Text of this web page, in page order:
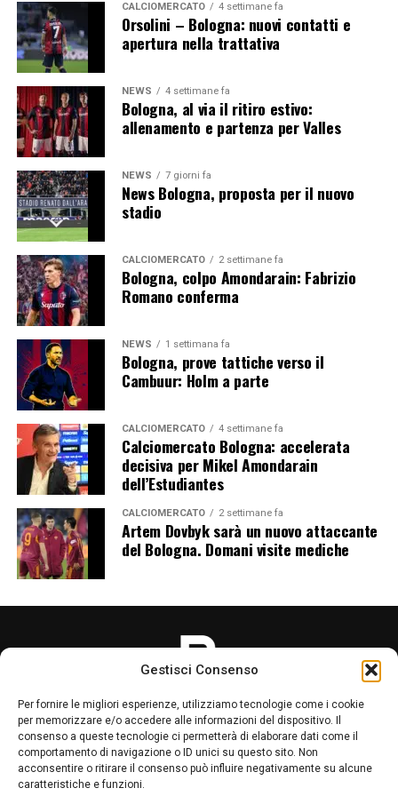
Gestisci Consenso
Per fornire le migliori esperienze, utilizziamo tecnologie come i cookie
per memorizzare e/o accedere alle informazioni del dispositivo. Il
consenso a queste tecnologie ci permetterà di elaborare dati come il
comportamento di navigazione o ID unici su questo sito. Non
acconsentire o ritirare il consenso può influire negativamente su alcune
caratteristiche e funzioni.
CALCIOMERCATO 4 settimane fa
Orsolini – Bologna: nuovi contatti e
apertura nella trattativa
NEWS 4 settimane fa
Bologna, al via il ritiro estivo:
allenamento e partenza per Valles
NEWS 7 giorni fa
News Bologna, proposta per il nuovo
stadio
CALCIOMERCATO 2 settimane fa
Bologna, colpo Amondarain: Fabrizio
Romano conferma
NEWS 1 settimana fa
Bologna, prove tattiche verso il
Cambuur: Holm a parte
CALCIOMERCATO 4 settimane fa
Calciomercato Bologna: accelerata
decisiva per Mikel Amondarain
dell’Estudiantes
CALCIOMERCATO 2 settimane fa
Artem Dovbyk sarà un nuovo attaccante
del Bologna. Domani visite mediche
LA REDAZIONE PRIVACY POLICY